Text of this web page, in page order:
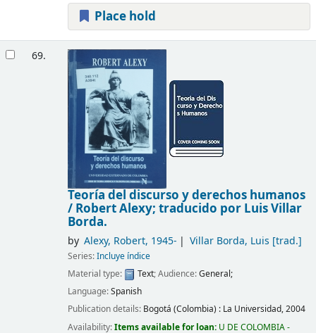
Place hold
69.
Teoría del discurso y derechos humanos
/ Robert Alexy; traducido por Luis Villar
Borda.
by Alexy, Robert, 1945- Villar Borda, Luis [trad.]
Series:Incluye índice
Material type:
Text; Audience:General;
Language:Spanish
Publication details: Bogotá (Colombia) : La Universidad,2004
Availability:Items available for loan: U DE COLOMBIA -